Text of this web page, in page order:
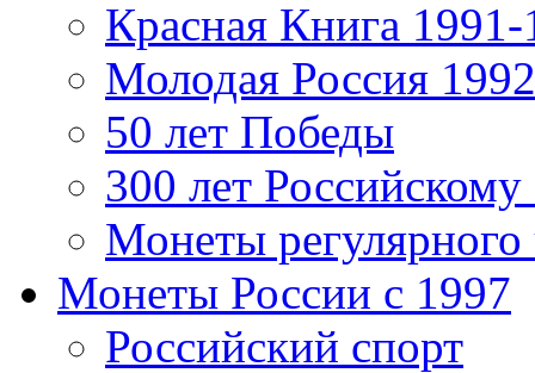
Красная Книга 1991-
Молодая Россия
50 лет Победы
300 лет
Монеты
Монеты России c 1997
Российский спорт